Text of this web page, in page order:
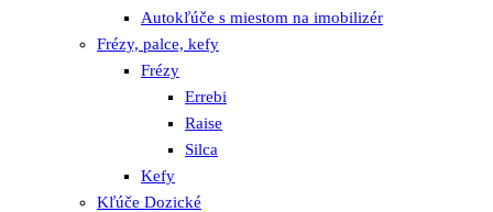
Autokľúče s miestom na imobilizér
Frézy, palce, kefy
Frézy
Errebi
Raise
Silca
Kefy
Kľúče Dozické